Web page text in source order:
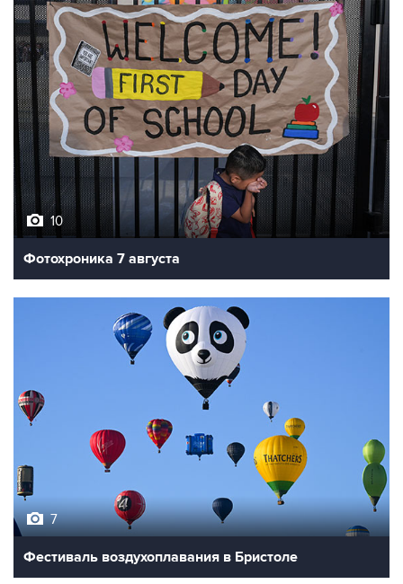
10
Фотохроника 7 августа
7
Фестиваль воздухоплавания в Бристоле